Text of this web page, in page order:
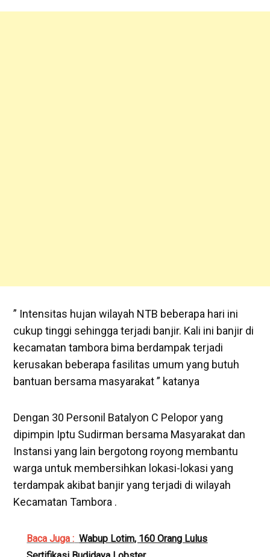
” Intensitas hujan wilayah NTB beberapa hari ini
cukup tinggi sehingga terjadi banjir. Kali ini banjir di
kecamatan tambora bima berdampak terjadi
kerusakan beberapa fasilitas umum yang butuh
bantuan bersama masyarakat ” katanya
Dengan 30 Personil Batalyon C Pelopor yang
dipimpin Iptu Sudirman bersama Masyarakat dan
Instansi yang lain bergotong royong membantu
warga untuk membersihkan lokasi-lokasi yang
terdampak akibat banjir yang terjadi di wilayah
Kecamatan Tambora .
Baca Juga : Wabup Lotim, 160 Orang Lulus